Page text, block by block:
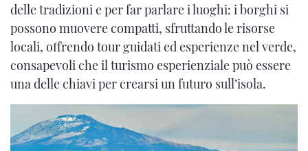
delle tradizioni e per far parlare i luoghi: i borghi si
possono muovere compatti, sfruttando le risorse
locali, offrendo tour guidati ed esperienze nel verde,
consapevoli che il turismo esperienziale può essere
una delle chiavi per crearsi un futuro sull’isola.